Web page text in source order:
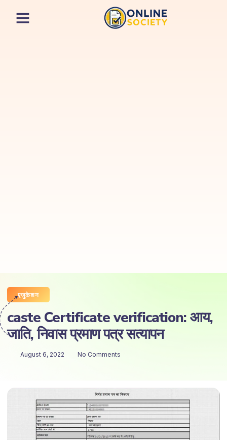
एजुकेशन
caste Certificate verification: आय,
जाति, निवास प्रमाण पत्र सत्यापन
August 6, 2022 No Comments